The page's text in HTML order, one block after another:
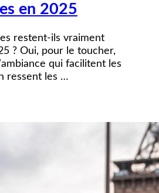
en 2025
restent-ils vraiment
? Oui, pour le toucher,
qui facilitent les
ressent les …